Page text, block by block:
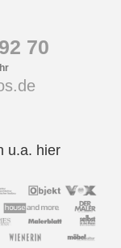
70
u.a. hier